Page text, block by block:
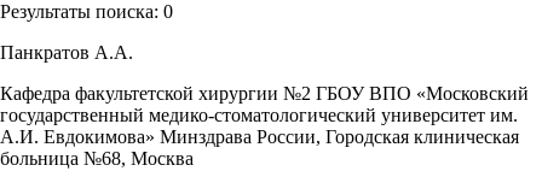
Результаты поиска: 0
Панкратов А.А.
Кафедра факультетской хирургии №2 ГБОУ ВПО «Московский
государственный медико-стоматологический университет им.
А.И. Евдокимова» Минздрава России, Городская клиническая
больница №68, Москва